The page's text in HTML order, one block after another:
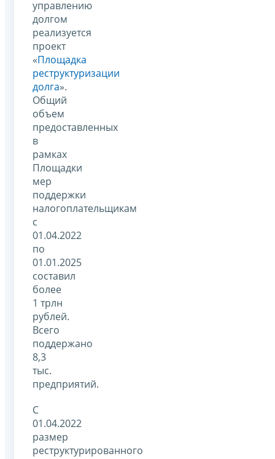
управлению
долгом
реализуется
проект
«Площадка
реструктуризации
долга».
Общий
объем
предоставленных
в
рамках
Площадки
мер
поддержки
налогоплательщикам
с
01.04.2022
по
01.01.2025
составил
более
1 трлн
рублей.
Всего
поддержано
8,3
тыс.
предприятий.
С
01.04.2022
размер
реструктурированного